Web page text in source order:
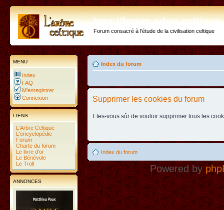
http://forum.arbre-
Forum consacré à l'étude de la civilisation celtique
MENU
Index
FAQ
M’enregistrer
Connexion
LIENS
L'Arbre Celtique
L'encyclopédie
Forum
Charte du forum
Le livre d'or
Le Bénévole
Le Troll
ANNONCES
Index du forum
Supprimer les cookies du forum
Etes-vous sûr de vouloir supprimer tous les
Index du forum
Powered by